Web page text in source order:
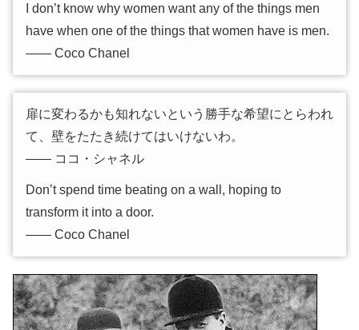
I don’t know why women want any of the things men
have when one of the things that women have is men.
―― Coco Chanel
扉に変わるかも知れないという勝手な希望にとらわれ
て、壁をたたき続けてはいけないわ。
―― ココ・シャネル
Don’t spend time beating on a wall, hoping to
transform it into a door.
―― Coco Chanel